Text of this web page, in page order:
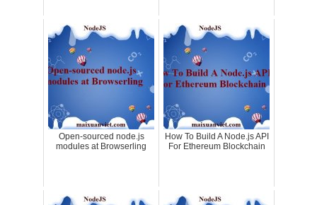
Open-sourced node.js
modules at Browserling
How To Build A Node.js API
For Ethereum Blockchain